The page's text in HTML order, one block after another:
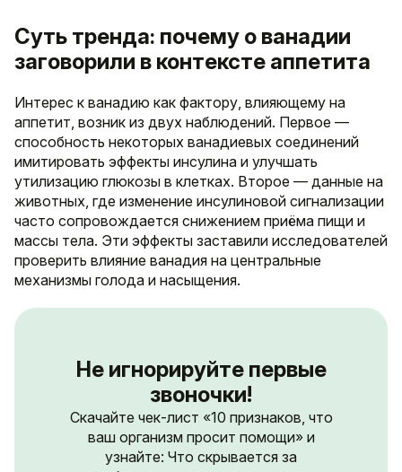
Суть тренда: почему о ванадии
заговорили в контексте аппетита
Интерес к ванадию как фактору, влияющему на
аппетит, возник из двух наблюдений. Первое —
способность некоторых ванадиевых соединений
имитировать эффекты инсулина и улучшать
утилизацию глюкозы в клетках. Второе — данные на
животных, где изменение инсулиновой сигнализации
часто сопровождается снижением приёма пищи и
массы тела. Эти эффекты заставили исследователей
проверить влияние ванадия на центральные
механизмы голода и насыщения.
Не игнорируйте первые
звоночки!
Скачайте чек-лист «10 признаков, что
ваш организм просит помощи» и
узнайте: Что скрывается за